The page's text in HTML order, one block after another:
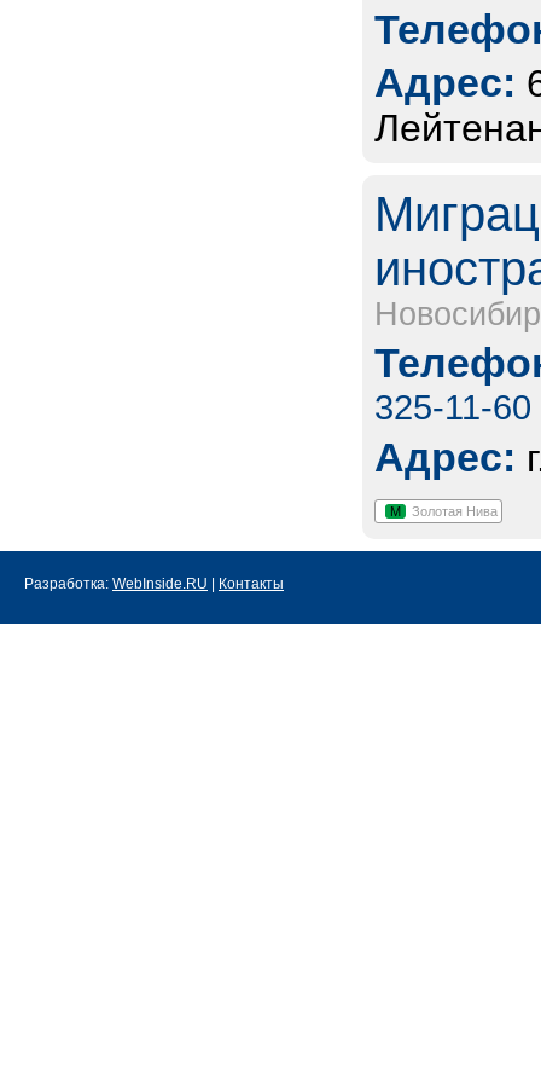
Адрес:
325-11-60
Адрес:
М Золотая Нива
Разработка: WebInside.RU Контакты